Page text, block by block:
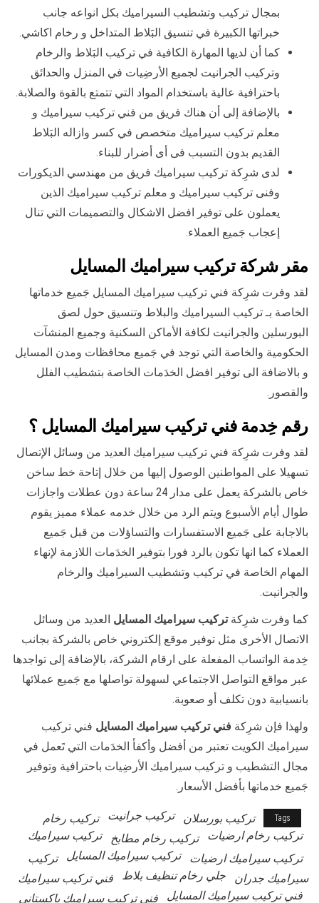
بمجال تركيب وتشطيب السيراميك بكل انواعه جانب
خبراتها الكبيرة في تنسيق البَلاط المتداخل و رخام اكاشي.
كما أن لديها المهارة الكافية في تركيب البَلاط والرخام
وتركيب الجرانيت لجميع الأرضِيات في المنزل والحدائق
باحترافية عالية باستخدام المواد التي تتمتع بالقوة والصلابة.
بالإضافة إلى أن هناك فريق من فني تركيب سيراميك و
معلم تركيب سيراميك متخصص في كسر وازاله البَلاط
القديم بدون التسبب فى أى أضرار للبناء.
لدى شرِكة تركيب سيراميك فريق من مهندسي الديكورات
وفنى تركيب سيراميك و معلم تركيب سيراميك الذين
يعملون على توفير افضل الاشكال والتصميمات التي تنال
إعجاب جَميع العملاء.
مقر شركة تركيب سيراميك المسايل
لقد وفرت شرِكة فني تركيب سيراميك المسايل جَميع خدماتها
الخاصة بـ تركيب السيراميك والبلاط وتنسيق حول لصق
البورسلين والجرانيت لكافة الأماكن السكنية وجميع المنشآت
الحكومية والخاصة التي توجد في جَميع محافظات ومدن المسايل
و بالاضافة الى توفير افضل الخدَمات الخاصة بتشطيب الفلل
والقصور.
رقم خِدمة فني تركيب سيراميك المسايل ؟
لقد وفرت شرِكة فني تركيب سيراميك العديد من وسائل الإتصال
تسهيلا على المواطنين الوصول إليها من خلال إتاحة خط ساخن
خاص بالشركة يعمل على مدار 24 ساعة دون عطلات واجازات
طوال أيام الأسبوع ويتم الرد من خلال خدمه عملاء مميز يقوم
بالاجابة على جَميع الاستفسارات والتساؤلات من قبل جَميع
العملاء كما انها تكون بالرد فورا بتوفير الخدَمات اللازمة لإنهاء
المهام الخاصة في تركيب وتشطيب السيراميك والرخام
والجرانيت.
كما وفرت شرِكةتركيب سيراميك المسايل العديد من وسائل
الاتصال الأخرى مثل توفير موقع إلكتروني خاص بالشركة بجانب
خِدمة الواتساب المفعلة على ارقام الشركة، بالإضافة إلى تواجدها
عبر مواقع التواصل الاجتماعي لسهولة تواصلها مع جَميع عملائها
بانسيابية دون تكلف أو صعوبة.
ولهذا فإن شرِكة فني تركيب سيراميك المسايل فني تركيب
سيراميك الكويت تعتبر من أفضل وأكفأ الخدَمات التي تَعمل في
مجال التشطيب و تركيب سيراميك الأرضِيات باحترافية وتوفير
جَميع خدماتها بأفضل الأسعار.
Tags تركيب بورسلان تركيب جرانيت
تركيب رخام
تركيب رخام ارضيات
تركيب رخام مطابخ
تركيب سيراميك
تركيب سيراميك ارضيات
تركيب سيراميك المسايل
تركيب
سيراميك جدران
جلي رخام تنظيف بلاط
فني تركيب سيراميك
فني تركيب سيراميك المسايل
فني تركيب سيراميك باكستاني